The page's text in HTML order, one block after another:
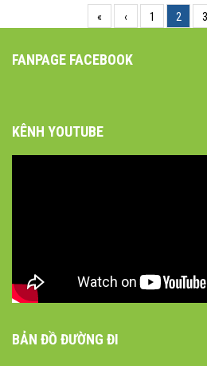
« ‹ 1 2 3
FANPAGE FACEBOOK
KÊNH YOUTUBE
BẢN ĐỒ ĐƯỜNG ĐI